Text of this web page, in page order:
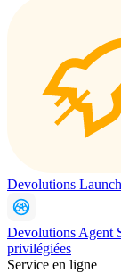
Devolutions
Devolutions Agent
privilégiées
Service en ligne